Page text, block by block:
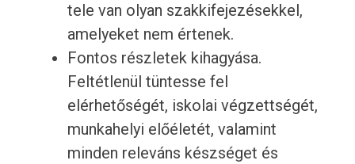
tele van olyan szakkifejezésekkel,
amelyeket nem értenek.
Fontos részletek kihagyása.
Feltétlenül tüntesse fel
elérhetőségét, iskolai végzettségét,
munkahelyi előéletét, valamint
minden releváns készséget és